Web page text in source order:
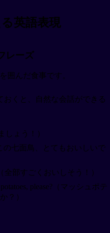
英語表現
レーズ
囲んだ食事です。
おくと、自然な会話ができる
しょう！）
の七面鳥、とてもおいしいで
全部すごくおいしそう！）
please?（マッシュポテ
？）